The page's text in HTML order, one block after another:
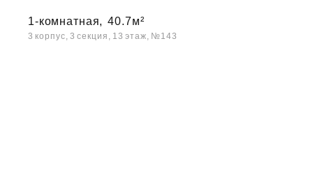
1-комнатная, 40.7м²
3 корпус, 3 секция, 13 этаж, №143